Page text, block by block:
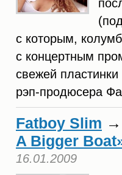
с которым,
с концертным
свежей
рэп-продюсера
Fatboy Slim
A Bigger
16.01.2009